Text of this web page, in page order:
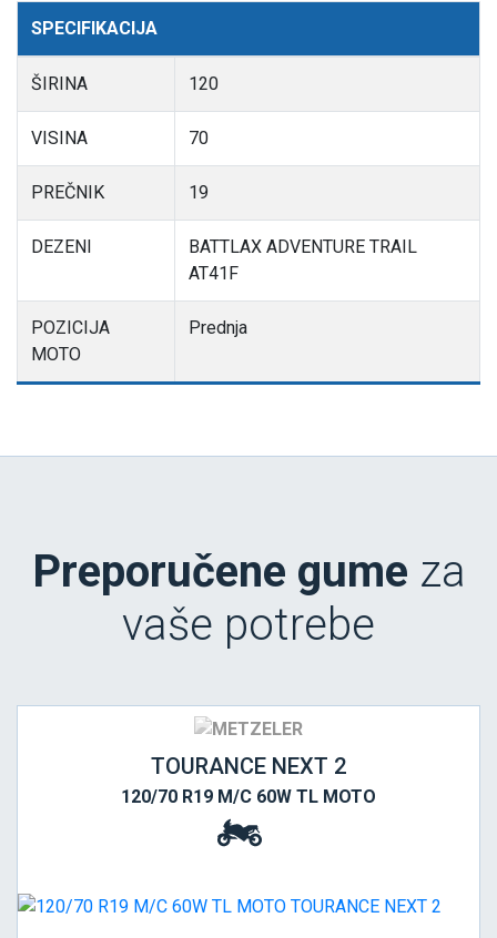
SPECIFIKACIJA
ŠIRINA 120
VISINA 70
PREČNIK 19
DEZENI
BATTLAX ADVENTURE TRAIL
AT41F
POZICIJA
MOTO
Prednja
Preporučene gume za
vaše potrebe
TOURANCE NEXT 2
120/70 R19 M/C 60W TL MOTO